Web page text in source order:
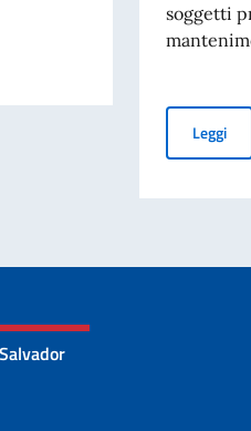
PER PIANOFORTE DEL MAESTRO
soggetti
Leggi